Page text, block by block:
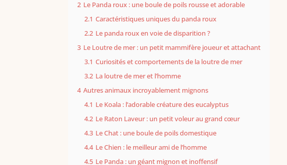
2 Le Panda roux : une boule de poils rousse et adorable
2.1 Caractéristiques uniques du panda roux
2.2 Le panda roux en voie de disparition ?
3 Le Loutre de mer : un petit mammifère joueur et attachant
3.1 Curiosités et comportements de la loutre de mer
3.2 La loutre de mer et l’homme
4 Autres animaux incroyablement mignons
4.1 Le Koala : l’adorable créature des eucalyptus
4.2 Le Raton Laveur : un petit voleur au grand cœur
4.3 Le Chat : une boule de poils domestique
4.4 Le Chien : le meilleur ami de l’homme
4.5 Le Panda : un géant mignon et inoffensif